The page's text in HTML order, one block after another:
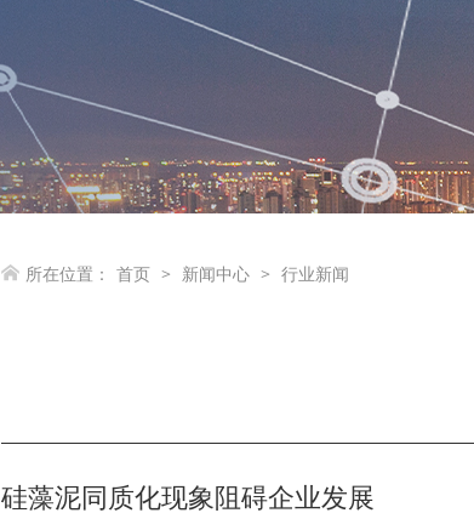
 所在位置： 首页 > 新闻中心 > 行业新闻
硅藻泥同质化现象阻碍企业发展